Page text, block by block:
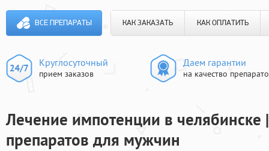
ВСЕ ПРЕПАРАТЫ КАК ЗАКАЗАТЬ КАК ОПЛАТИТЬ
Круглосуточный
прием заказов
Даем гарантии
на качество
Лечение импотенции в челябинске
препаратов для мужчин